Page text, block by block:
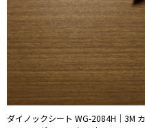
ダイノックシート WG-2084H｜3M カ